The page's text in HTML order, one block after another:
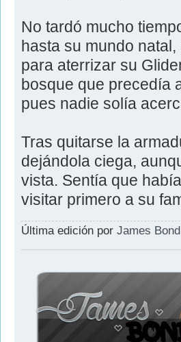
No tardó mucho
hasta su mundo
para aterrizar su
bosque que precedía
pues nadie solía
Tras quitarse la
dejándola ciega,
vista. Sentía que
visitar primero a su
Última edición por James Bond